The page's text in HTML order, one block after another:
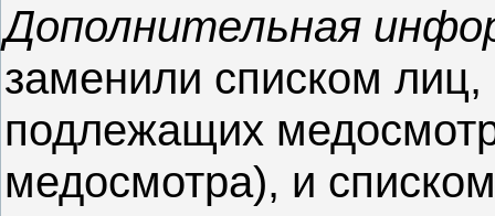
Дополнительная
заменили списком
подлежащих
медосмотра), и